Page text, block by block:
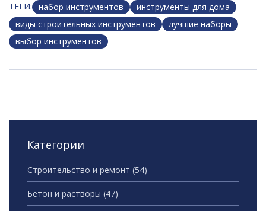
ТЕГИ: набор инструментов
инструменты для дома
виды строительных инструментов
лучшие наборы
выбор инструментов
Категории
Строительство и ремонт (54)
Бетон и растворы (47)